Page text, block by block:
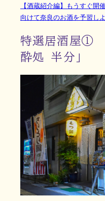
【酒蔵紹介編】もうすぐ開
向けて奈良のお酒を予習し
特選居酒屋①
酔処 半分」